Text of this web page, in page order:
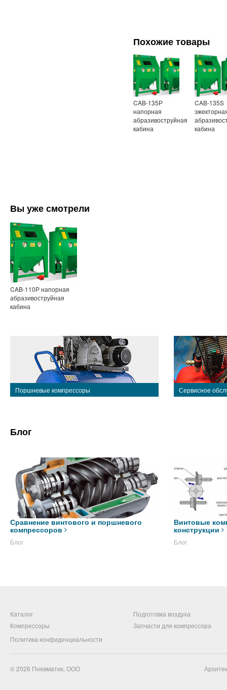
Похожие товары
CAB-135Р
напорная
абразивоструйная
кабина
CAB-135S
кабина
Вы уже смотрели
CAB-110Р напорная
абразивоструйная
кабина
Поршневые компрессоры Сервисное
Блог
Сравнение винтового и поршневого
компрессоров
Блог
Винтовые
конструкции
Блог
Каталог
Компрессоры
Подготовка воздуха
Запчасти для компрессора
Политика конфиденциальности
© 2026 Пневматик, ООО